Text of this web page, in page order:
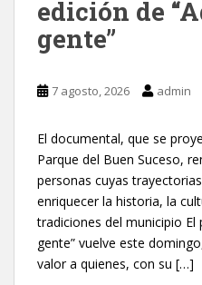
edición de
gente”
7 agosto, 2026 admin
El documental, que se
Parque del Buen Suceso,
personas cuyas
enriquecer la historia, la
tradiciones del municipio El
gente” vuelve este
valor a quienes, con su […]